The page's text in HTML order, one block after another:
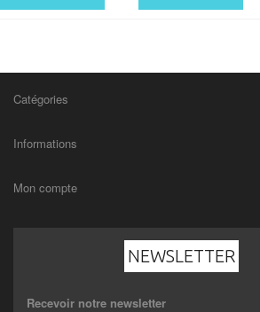
Catégories
Informations
Mon compte
NEWSLETTER
Recevoir notre newsletter